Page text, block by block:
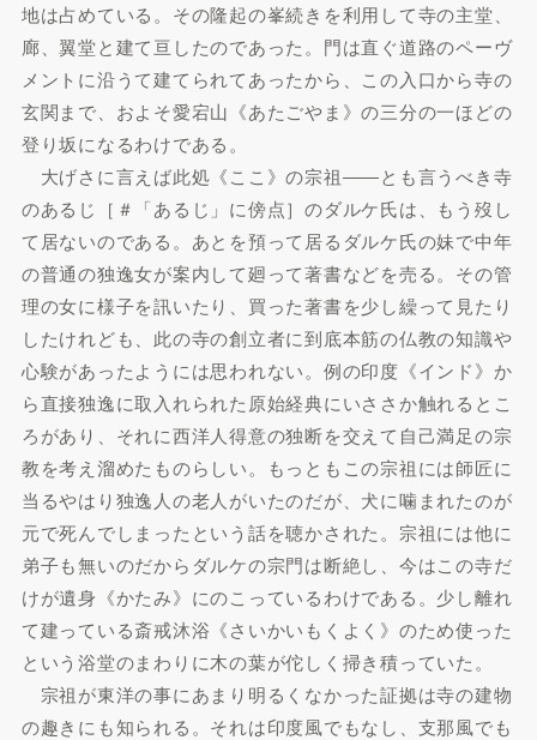
地は占めている。その隆起の峯続きを利用して寺の主堂、
廊、翼堂と建て亘したのであった。門は直ぐ道路のペーヴ
メントに沿うて建てられてあったから、この入口から寺の
玄関まで、およそ愛宕山《あたごやま》の三分の一ほどの
登り坂になるわけである。
大げさに言えば此処《ここ》の宗祖――とも言うべき寺
のあるじ［＃「あるじ」に傍点］のダルケ氏は、もう歿し
て居ないのである。あとを預って居るダルケ氏の妹で中年
の普通の独逸女が案内して廻って著書などを売る。その管
理の女に様子を訊いたり、買った著書を少し繰って見たり
したけれども、此の寺の創立者に到底本筋の仏教の知識や
心験があったようには思われない。例の印度《インド》か
ら直接独逸に取入れられた原始経典にいささか触れるとこ
ろがあり、それに西洋人得意の独断を交えて自己満足の宗
教を考え溜めたものらしい。もっともこの宗祖には師匠に
当るやはり独逸人の老人がいたのだが、犬に噛まれたのが
元で死んでしまったという話を聴かされた。宗祖には他に
弟子も無いのだからダルケの宗門は断絶し、今はこの寺だ
けが遺身《かたみ》にのこっているわけである。少し離れ
て建っている斎戒沐浴《さいかいもくよく》のため使った
という浴堂のまわりに木の葉が佗しく掃き積っていた。
宗祖が東洋の事にあまり明るくなかった証拠は寺の建物
の趣きにも知られる。それは印度風でもなし、支那風でも